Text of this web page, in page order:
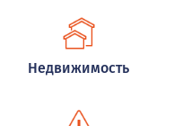
Недвижимость